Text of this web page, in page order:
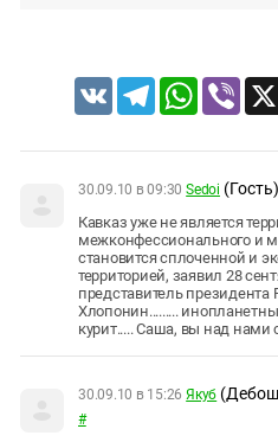
VK TelegramWhatsApp
Viber
30.09.10 в 09:30 Sedoi (Гость)
Кавказ уже не является
межконфессионального и
становится сплоченной и
территорией, заявил 28
представитель
Хлопонин.........
курит..... Саша, вы над нами
30.09.10 в 15:26 Якуб
#